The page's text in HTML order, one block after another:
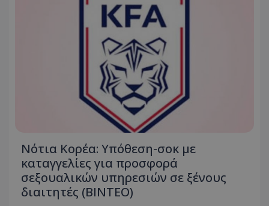
Νότια Κορέα: Υπόθεση-σοκ με
καταγγελίες για προσφορά
σεξουαλικών υπηρεσιών σε ξένους
διαιτητές (BINTEO)